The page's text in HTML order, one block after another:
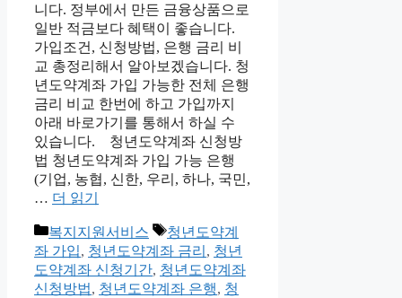
니다. 정부에서 만든 금융상품으로
일반 적금보다 혜택이 좋습니다.
가입조건, 신청방법, 은행 금리 비
교 총정리해서 알아보겠습니다. 청
년도약계좌 가입 가능한 전체 은행
금리 비교 한번에 하고 가입까지
아래 바로가기를 통해서 하실 수
있습니다. 청년도약계좌 신청방
법 청년도약계좌 가입 가능 은행
(기업, 농협, 신한, 우리, 하나, 국민,
… 더 읽기
카
테
고
리
복지지원서비스
태
그
청년도약계
좌 가입, 청년도약계좌 금리 , 청년
도약계좌 신청기간, 청년도약계좌
신청방법, 청년도약계좌 은행, 청